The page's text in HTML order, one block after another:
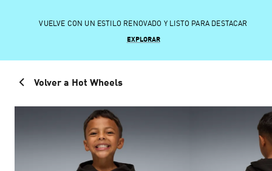
VUELVE CON UN ESTILO RENOVADO Y LISTO PARA DESTACAR
EXPLORAR
Volver a Hot Wheels